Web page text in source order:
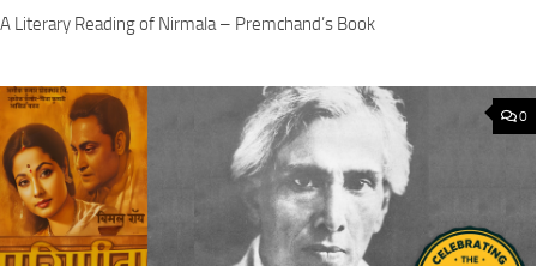
A Literary Reading of Nirmala – Premchand’s Book
0